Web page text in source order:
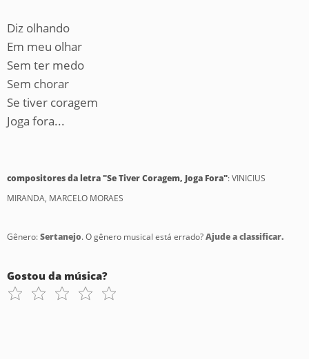
Diz olhando
Em meu olhar
Sem ter medo
Sem chorar
Se tiver coragem
Joga fora...
compositores da letra "Se Tiver Coragem, Joga Fora": VINICIUS
MIRANDA, MARCELO MORAES
Gênero:Sertanejo. O gênero musical está errado?Ajude a classificar.
Gostou da música?